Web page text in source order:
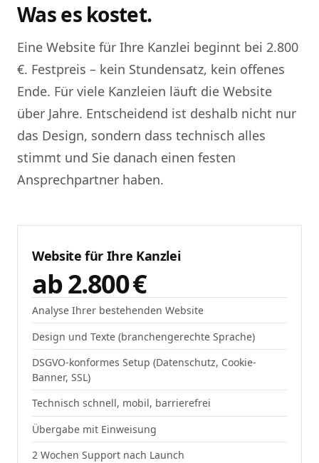
Was es kostet.
Eine Website für Ihre Kanzlei beginnt bei 2.800
€. Festpreis – kein Stundensatz, kein offenes
Ende. Für viele Kanzleien läuft die Website
über Jahre. Entscheidend ist deshalb nicht nur
das Design, sondern dass technisch alles
stimmt und Sie danach einen festen
Ansprechpartner haben.
Website für Ihre Kanzlei
ab 2.800 €
Analyse Ihrer bestehenden Website
Design und Texte (branchengerechte Sprache)
DSGVO-konformes Setup (Datenschutz, Cookie-
Banner, SSL)
Technisch schnell, mobil, barrierefrei
Übergabe mit Einweisung
2 Wochen Support nach Launch